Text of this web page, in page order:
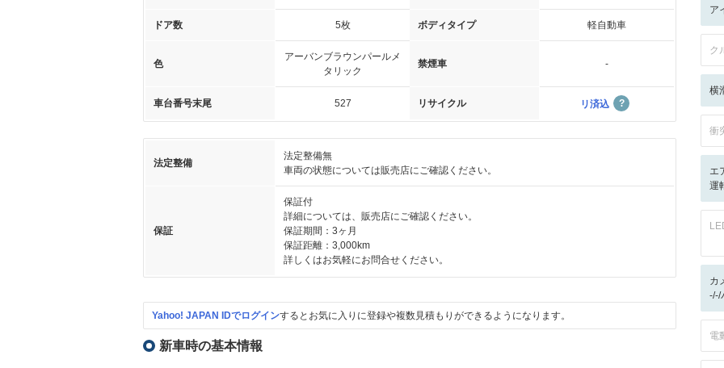
ドア数 5枚 ボディタイプ 軽自動車
色
アーバンブラウンパールメ
タリック
禁煙車 -
車台番号末尾 527 リサイクル リ済込
法定整備
法定整備無
車両の状態については販売店にご確認ください。
保証
保証付
詳細については、販売店にご確認ください。
保証期間：3ヶ月
保証距離：3,000km
詳しくはお気軽にお問合せください。
Yahoo! JAPAN IDでログインするとお気に入りに登録や複数見積もりができるようになります。
新車時の基本情報
ア
ク
横
衝
エ
運
カ
-/-/
電